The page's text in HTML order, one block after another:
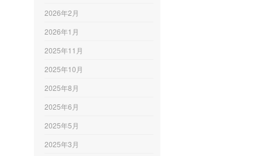
2026年2月
2026年1月
2025年11月
2025年10月
2025年8月
2025年6月
2025年5月
2025年3月